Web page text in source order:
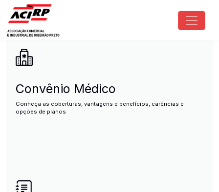
Pular para o conteúdo principal
ACIRP - Associação Comercial
Convênio Médico
Conheça as coberturas, vantagens e benefícios, carências e
opções de planos